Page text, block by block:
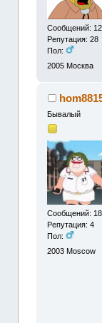
Сообщений:
Репутация: 28
Пол:
2005 Москва
Бывалый
Сообщений:
Репутация: 4
Пол:
2003 Moscow